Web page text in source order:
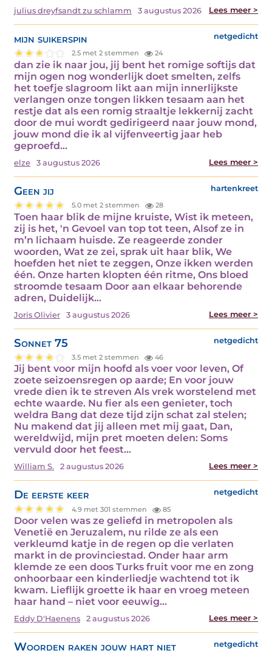
julius dreyfsandt zu schlamm 3 augustus 2026 Lees meer >
mijn suikerspin netgedicht
2.5 met 2 stemmen 24
dan zie ik naar jou, jij bent het romige softijs dat
mijn ogen nog wonderlijk doet smelten, zelfs
het toefje slagroom likt aan mijn innerlijkste
verlangen onze tongen likken tesaam aan het
restje dat als een romig straaltje lekkernij zacht
door de mui wordt gedirigeerd naar jouw mond,
jouw mond die ik al vijfenveertig jaar heb
geproefd…
elze 3 augustus 2026 Lees meer >
Geen jij hartenkreet
5.0 met 2 stemmen 28
Toen haar blik de mijne kruiste, Wist ik meteen,
zij is het, 'n Gevoel van top tot teen, Alsof ze in
m’n lichaam huisde. Ze reageerde zonder
woorden, Wat ze zei, sprak uit haar blik, We
hoefden het niet te zeggen, Onze ikken werden
één. Onze harten klopten één ritme, Ons bloed
stroomde tesaam Door aan elkaar behorende
adren, Duidelijk…
Joris Olivier 3 augustus 2026 Lees meer >
Sonnet 75 netgedicht
3.5 met 2 stemmen 46
Jij bent voor mijn hoofd als voer voor leven, Of
zoete seizoensregen op aarde; En voor jouw
vrede dien ik te streven Als vrek worstelend met
echte waarde. Nu fier als een genieter, toch
weldra Bang dat deze tijd zijn schat zal stelen;
Nu makend dat jij alleen met mij gaat, Dan,
wereldwijd, mijn pret moeten delen: Soms
vervuld door het feest…
William S. 2 augustus 2026 Lees meer >
De eerste keer netgedicht
4.9 met 301 stemmen 85
Door velen was ze geliefd in metropolen als
Venetië en Jeruzalem, nu rilde ze als een
verkleumd katje in de regen op die verlaten
markt in de provinciestad. Onder haar arm
klemde ze een doos Turks fruit voor me en zong
onhoorbaar een kinderliedje wachtend tot ik
kwam. Lieflijk groette ik haar en vroeg meteen
haar hand – niet voor eeuwig…
Eddy D'Haenens 2 augustus 2026 Lees meer >
Woorden raken jouw hart niet netgedicht